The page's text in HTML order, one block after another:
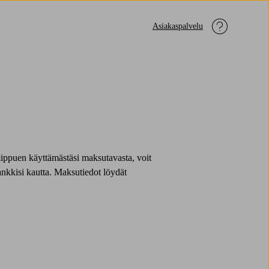
Asiakaspalvelu
käyttämästäsi maksutavasta, voit
kautta. Maksutiedot löydät